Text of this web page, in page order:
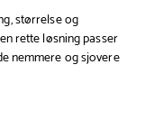
størrelse og
rette løsning passer
nemmere og sjovere